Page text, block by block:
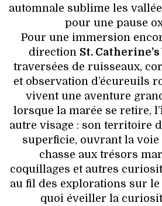
automnale sublime les
pour une pause
Pour une immersion
direction St. Catherine’s
traversées de ruisseaux,
et observation d’écureuils
vivent une aventure
lorsque la marée se retire,
autre visage : son territoire
superficie, ouvrant la voie
chasse aux trésors
coquillages et autres
au fil des explorations sur le
quoi éveiller la